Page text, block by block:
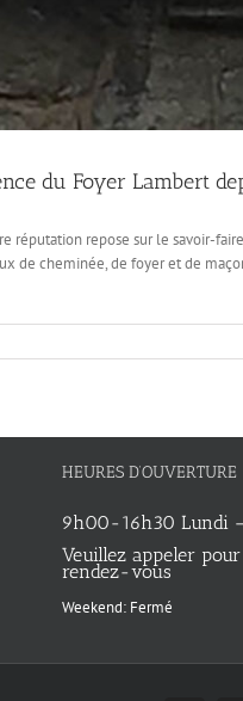
du Foyer Lambert
réputation repose sur le savoir-
de cheminée, de foyer et de
HEURES D’OUVERTURE
9h00-16h30 Lundi
Veuillez appeler
rendez-vous
Weekend: Fermé